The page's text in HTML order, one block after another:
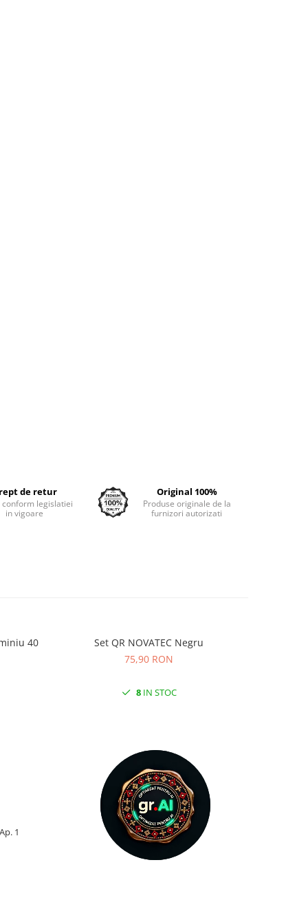
de retur
conform legislatiei
in vigoare
Original 100%
Produse originale de la
furnizori autorizati
40
Set QR NOVATEC Negru
75,90 RON
8IN STOC
1